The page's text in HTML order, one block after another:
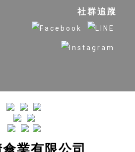
社群追蹤
業有限公司